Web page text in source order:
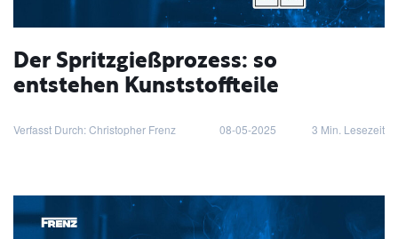
Der Spritzgießprozess: so
entstehen Kunststoffteile
Verfasst Durch: Christopher Frenz 08-05-2025 3 Min. Lesezeit